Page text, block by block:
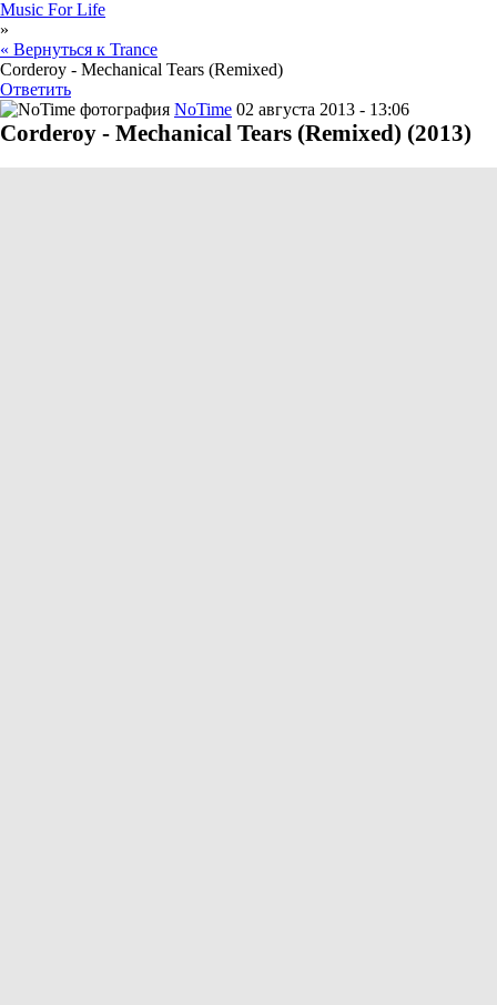
Music For Life
»
« Вернуться к Trance
Corderoy - Mechanical Tears (Remixed)
Ответить
NoTime 02 августа 2013 - 13:06
Corderoy - Mechanical Tears (Remixed) (2013)